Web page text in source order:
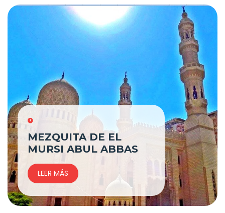
MEZQUITA DE EL
MURSI ABUL ABBAS
LEER MÁS